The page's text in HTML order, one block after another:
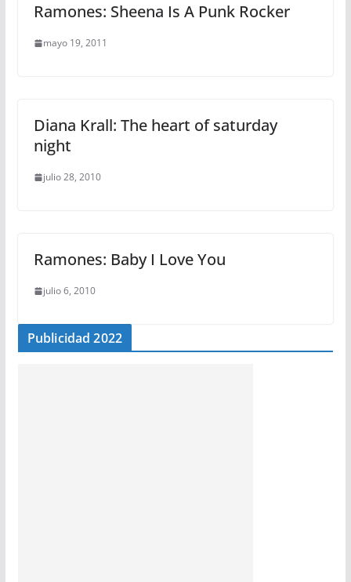
Ramones: Sheena Is A Punk Rocker
mayo 19, 2011
Diana Krall: The heart of saturday
night
julio 28, 2010
Ramones: Baby I Love You
julio 6, 2010
Publicidad 2022